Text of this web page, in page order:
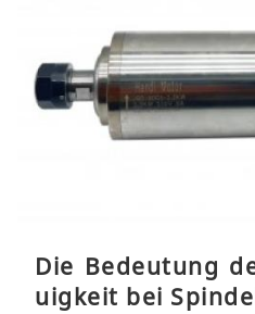
Die Bedeutung
uigkeit bei